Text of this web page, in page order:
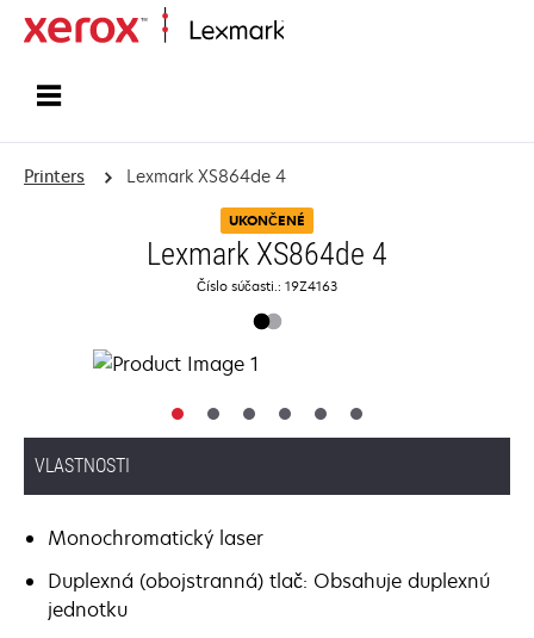
Printers Lexmark XS864de 4
UKONČENÉ
Lexmark XS864de 4
Číslo súčasti.: 19Z4163
VLASTNOSTI
Monochromatický laser
Duplexná (obojstranná) tlač: Obsahuje duplexnú
jednotku